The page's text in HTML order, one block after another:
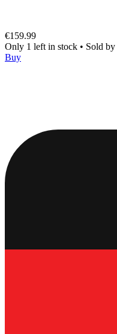
€159.99
Only 1 left in stock • Sold by
Buy